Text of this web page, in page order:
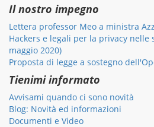
Il nostro impegno
Lettera professor Meo a ministra
Hackers e legali per la privacy nelle
maggio 2020)
Proposta di legge a sostegno
Tienimi informato
Avvisami quando ci sono novità
Blog: Novità ed informazioni
Documenti e Video